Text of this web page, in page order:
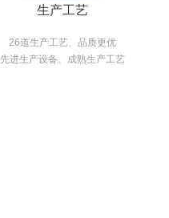
生产工艺
26道生产工艺、品质更优
先进生产设备、成熟生产工艺